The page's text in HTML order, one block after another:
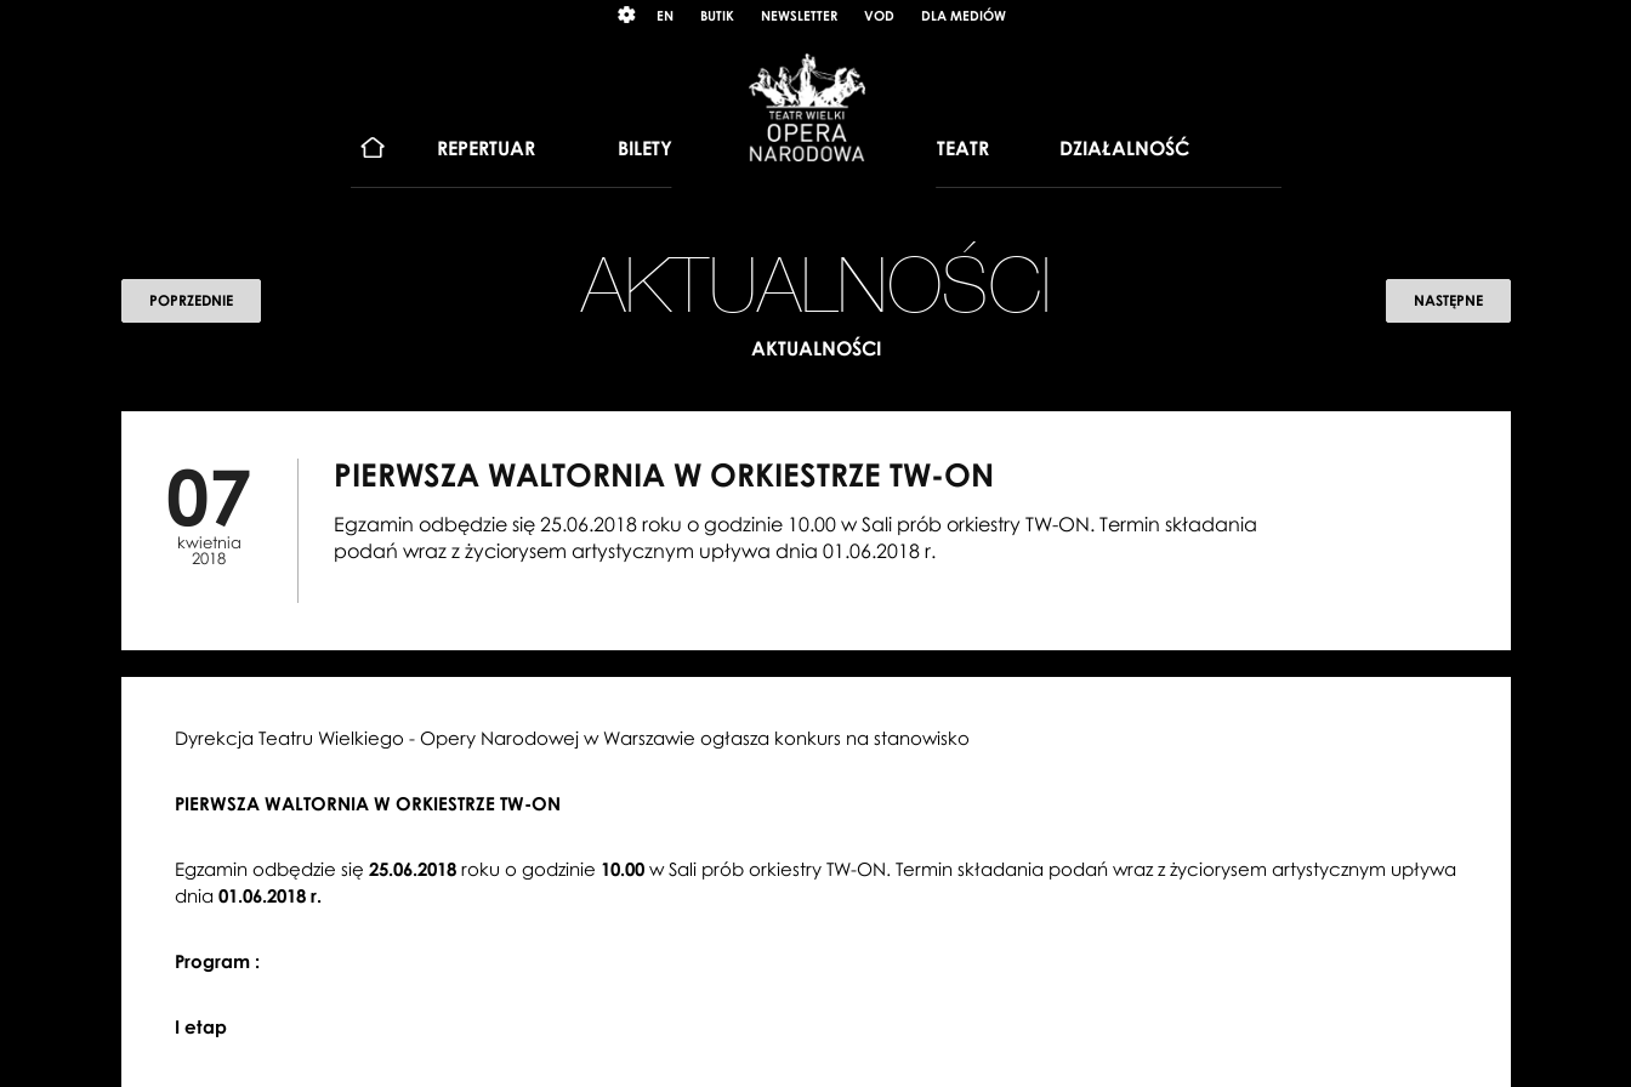
język
EN BUTIK NEWSLETTER VOD DLA MEDIÓW
REPERTUAR BILETY TEATR DZIAŁALNOŚĆ
AKTUALNOŚCI
WALTORNIA
POPRZEDNIE NASTĘPNE
AKTUALNOŚCI
07
kwietnia
2018
PIERWSZA WALTORNIA W ORKIESTRZE TW-ON
Egzamin odbędzie się 25.06.2018 roku o godzinie 10.00 w Sali prób orkiestry TW-ON. Termin składania
podań wraz z życiorysem artystycznym upływa dnia 01.06.2018 r.
Dyrekcja Teatru Wielkiego - Opery Narodowej w Warszawie ogłasza konkurs na stanowisko
PIERWSZA WALTORNIA W ORKIESTRZE TW-ON
Egzamin odbędzie się 25.06.2018roku o godzinie 10.00w Sali prób orkiestry TW-ON. Termin składania podań wraz z życiorysem artystycznym upływa
dnia 01.06.2018 r.
Program :
I etap